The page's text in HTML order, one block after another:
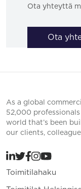
Ota yhteyttä
Ota
As a global
52,000
world that’s been
our clients,
Toimitilahaku